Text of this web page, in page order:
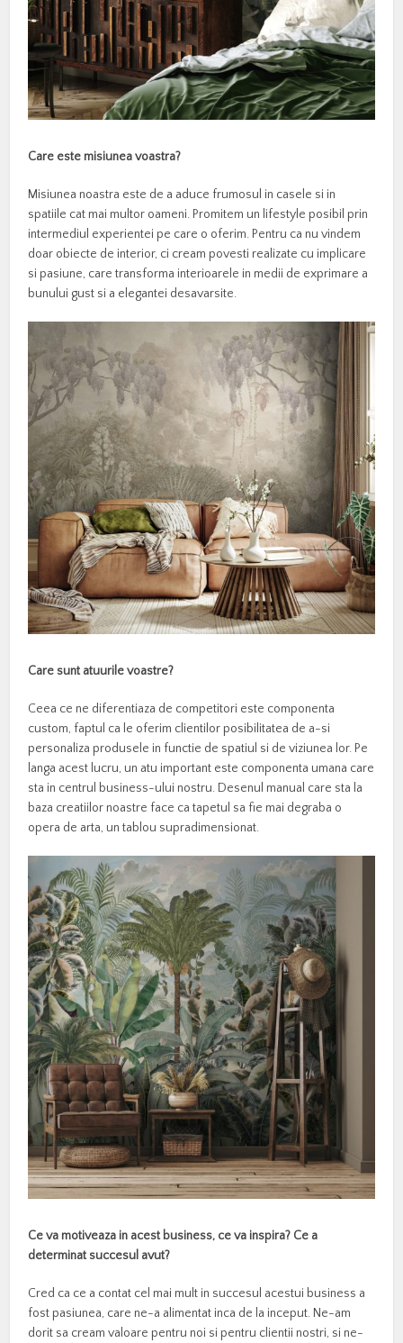
Care este misiunea voastra?
Misiunea noastra este de a aduce frumosul in casele si in
spatiile cat mai multor oameni. Promitem un lifestyle posibil prin
intermediul experientei pe care o oferim. Pentru ca nu vindem
doar obiecte de interior, ci cream povesti realizate cu implicare
si pasiune, care transforma interioarele in medii de exprimare a
bunului gust si a elegantei desavarsite.
Care sunt atuurile voastre?
Ceea ce ne diferentiaza de competitori este componenta
custom, faptul ca le oferim clientilor posibilitatea de a-si
personaliza produsele in functie de spatiul si de viziunea lor. Pe
langa acest lucru, un atu important este componenta umana care
sta in centrul business-ului nostru. Desenul manual care sta la
baza creatiilor noastre face ca tapetul sa fie mai degraba o
opera de arta, un tablou supradimensionat.
Ce va motiveaza in acest business, ce va inspira? Ce a
determinat succesul avut?
Cred ca ce a contat cel mai mult in succesul acestui business a
fost pasiunea, care ne-a alimentat inca de la inceput. Ne-am
dorit sa cream valoare pentru noi si pentru clientii nostri, si ne-